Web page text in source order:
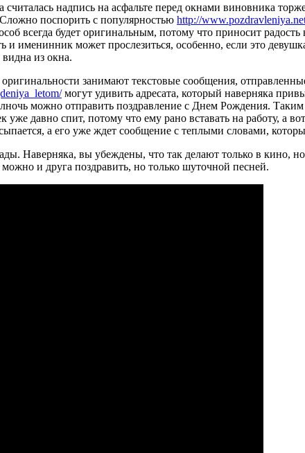
надпись на асфальте перед окнами виновника
поспорить с популярностью http://
всегда будет оригинальным, потому что приносит
и именинник может прослезиться, особенно, если это
видна из окна.
занимают текстовые сообщения,
могут удивить адресата, который наверняка
можно отправить поздравление с Днем Рождения.
уже давно спит, потому что ему рано вставать на работу, а
а его уже ждет сообщение с теплыми словами,
Наверняка, вы убеждены, что так делают только в кино,
и друга поздравить, но только шуточной песней.